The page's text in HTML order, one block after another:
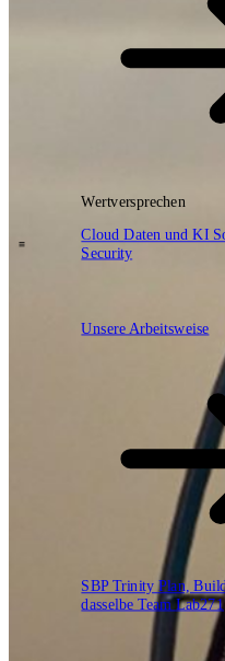
Wertversprechen
CloudDaten und KI
Security
Unsere Arbeitsweise
SBP TrinityPlan,
dasselbe TeamLab271